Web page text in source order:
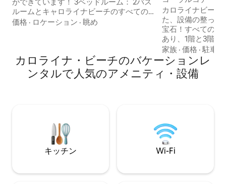
ルームとキャロライナビーチのすべての
場所に歩いて行けます。 - ビーチから1ブ
1週間滞在する場合でも、数日間滞在する
場合でも、この穏やかな島の雰囲気は、
また訪れたくなるものです。 -
価格 · ロケーション · 眺め
庭、徒歩圏内、8
カロライナビーチ
た、設備の整った
宝石！すべての寝
あり、1階と3階に
ルームがあり、8
ペット用のフェン
バルコニー、3台
だけます。砂浜
ントを楽しめます
オープンリビング
チでのんびり過ご
に最適です。
家族 ·価格 ·駐車
カロライナ・ビーチのバケーションレ
ンタルで人気のアメニティ・設備
キッチン Wi-Fi